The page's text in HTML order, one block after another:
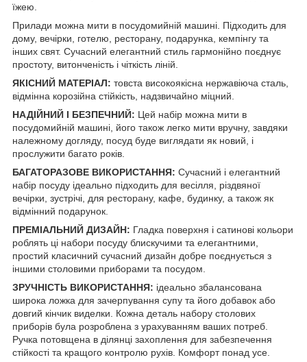
їжею.
Прилади можна мити в посудомийній машині. Підходить для
дому, вечірки, готелю, ресторану, подарунка, кемпінгу та
інших свят. Сучасний елегантний стиль гармонійно поєднує
простоту, витонченість і чіткість ліній.
ЯКІСНИЙ МАТЕРІАЛ: товста високоякісна нержавіюча сталь,
відмінна корозійна стійкість, надзвичайно міцний.
НАДІЙНИЙ І БЕЗПЕЧНИЙ: Цей набір можна мити в
посудомийній машині, його також легко мити вручну, завдяки
належному догляду, посуд буде виглядати як новий, і
прослужити багато років.
БАГАТОРАЗОВЕ ВИКОРИСТАННЯ: Сучасний і елегантний
набір посуду ідеально підходить для весілля, різдвяної
вечірки, зустрічі, для ресторану, кафе, будинку, а також як
відмінний подарунок.
ПРЕМІАЛЬНИЙ ДИЗАЙН: Гладка поверхня і сатинові кольори
роблять ці набори посуду блискучими та елегантними,
простий класичний сучасний дизайн добре поєднується з
іншими столовими приборами та посудом.
ЗРУЧНІСТЬ ВИКОРИСТАННЯ: ідеально збалансована
широка ложка для зачерпування супу та його добавок або
довгий кінчик виделки. Кожна деталь набору столових
приборів була розроблена з урахуванням ваших потреб.
Ручка потовщена в ділянці захоплення для забезпечення
стійкості та кращого контролю рухів. Комфорт понад усе.